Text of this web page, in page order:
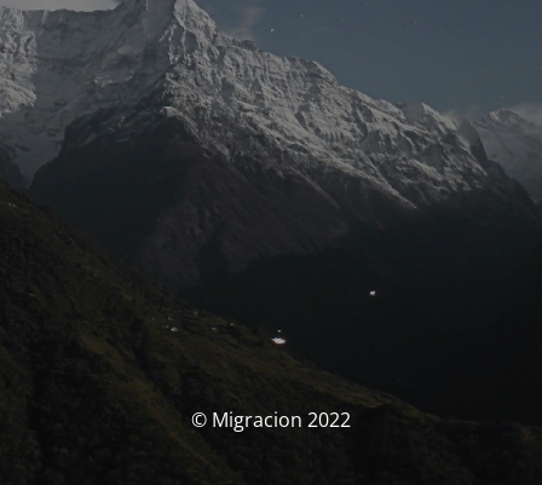
© Migracion 2022